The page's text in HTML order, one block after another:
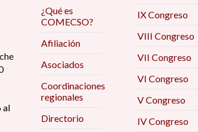
al
¿Qué es
COMECSO?
Afiliación
Asociados
Coordinaciones
regionales
Directorio
IX Congreso
VIII Congreso
VII Congreso
VI Congreso
V Congreso
IV Congreso